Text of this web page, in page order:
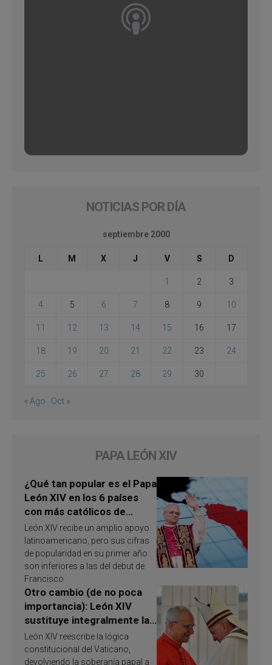
NOTICIAS POR DÍA
septiembre 2000
L M X J V S D
1 2 3
4 5 6 7 8 9 10
11 12 13 14 15 16 17
18 19 20 21 22 23 24
25 26 27 28 29 30
« Ago Oct »
PAPA LEÓN XIV
¿Qué tan popular es el Papa
León XIV en los 6 países
con más católicos de
América Latina en 2026?
Publican resultados de
investigación
León XIV recibe un amplio apoyo
latinoamericano, pero sus cifras
de popularidad en su primer año
son inferiores a las del debut de
Francisco
Otro cambio (de no poca
importancia): León XIV
sustituye integralmente la
ley vaticana de Papa
Francisco
León XIV reescribe la lógica
constitucional del Vaticano,
devolviendo la soberanía papal a